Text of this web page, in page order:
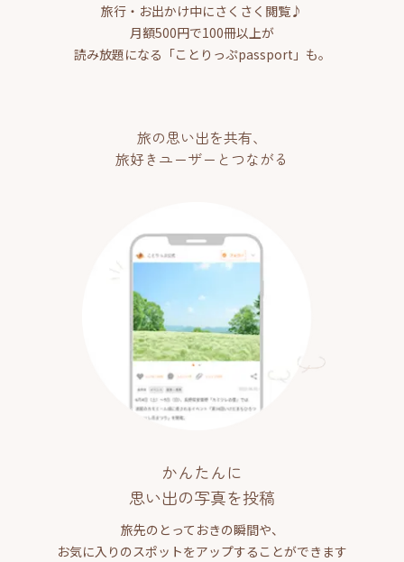
旅行・お出かけ中にさくさく閲覧♪
月額500円で100冊以上が
読み放題になる「ことりっぷpassport」も。
旅の思い出を共有、
旅好きユーザーとつながる
かんたんに
思い出の写真を投稿
旅先のとっておきの瞬間や、
お気に入りのスポットをアップすることができます